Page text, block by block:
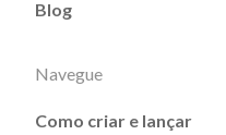
Blog
Navegue
Como criar e lançar